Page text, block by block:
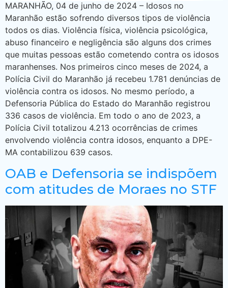
MARANHÃO, 04 de junho de 2024 – Idosos no
Maranhão estão sofrendo diversos tipos de violência
todos os dias. Violência física, violência psicológica,
abuso financeiro e negligência são alguns dos crimes
que muitas pessoas estão cometendo contra os idosos
maranhenses. Nos primeiros cinco meses de 2024, a
Polícia Civil do Maranhão já recebeu 1.781 denúncias de
violência contra os idosos. No mesmo período, a
Defensoria Pública do Estado do Maranhão registrou
336 casos de violência. Em todo o ano de 2023, a
Polícia Civil totalizou 4.213 ocorrências de crimes
envolvendo violência contra idosos, enquanto a DPE-
MA contabilizou 639 casos.
OAB e Defensoria se indispõem
com atitudes de Moraes no STF